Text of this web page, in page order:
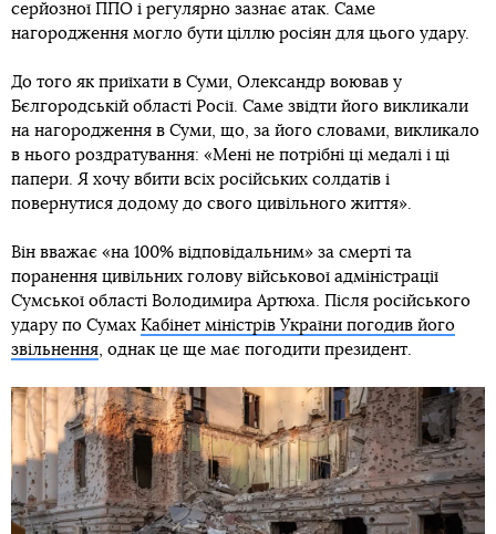
серйозної ППО і регулярно зазнає атак. Саме
нагородження могло бути ціллю росіян для цього удару.
До того як приїхати в Суми, Олександр воював у
Бєлгородській області Росії. Саме звідти його викликали
на нагородження в Суми, що, за його словами, викликало
в нього роздратування: «Мені не потрібні ці медалі і ці
папери. Я хочу вбити всіх російських солдатів і
повернутися додому до свого цивільного життя».
Він вважає «на 100% відповідальним» за смерті та
поранення цивільних голову військової адміністрації
Сумської області Володимира Артюха. Після російського
удару по Сумах Кабінет міністрів України погодив його
звільнення, однак це ще має погодити президент.